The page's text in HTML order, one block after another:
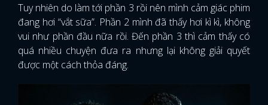
Tuy nhiên do làm tới phần 3 rồi nên mình cảm giác phim
đang hơi “vắt sữa”. Phần 2 mình đã thấy hơi kì kì, không
vui như phần đầu nữa rồi. Đến phần 3 thì cảm thấy có
quá nhiều chuyện đưa ra nhưng lại không giải quyết
được một cách thỏa đáng.